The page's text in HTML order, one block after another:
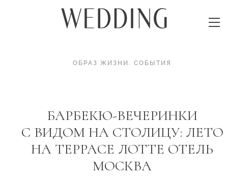
ОБРАЗ ЖИЗНИ . СОБЫТИЯ
БАРБЕКЮ-ВЕЧЕРИНКИ
С ВИДОМ НА СТОЛИЦУ: ЛЕТО
НА ТЕРРАСЕ ЛОТТЕ ОТЕЛЬ
МОСКВА